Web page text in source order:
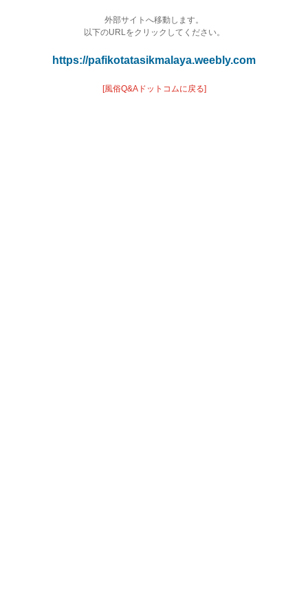
外部サイトへ移動します。
以下のURLをクリックしてください。
https://pafikotatasikmalaya.weebly.com
[風俗Q&Aドットコムに戻る]